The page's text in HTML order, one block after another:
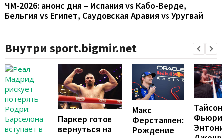
ЧМ-2026: анонс дня – Испания vs Кабо-Верде,
Бельгия vs Египет, Саудовская Аравия vs Уругвай
Внутри sport.bigmir.net
Паркер готов
вернуться на
Макс
Ферстаппен:
Рождение
Тайсон